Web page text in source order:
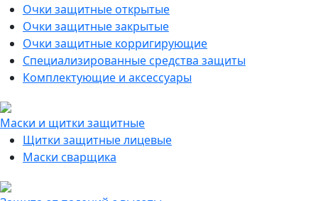
Очки защитные открытые
Очки защитные закрытые
Очки защитные корригирующие
Специализированные средства защиты
Комплектующие и аксессуары
Маски и щитки защитные
Щитки защитные лицевые
Маски сварщика